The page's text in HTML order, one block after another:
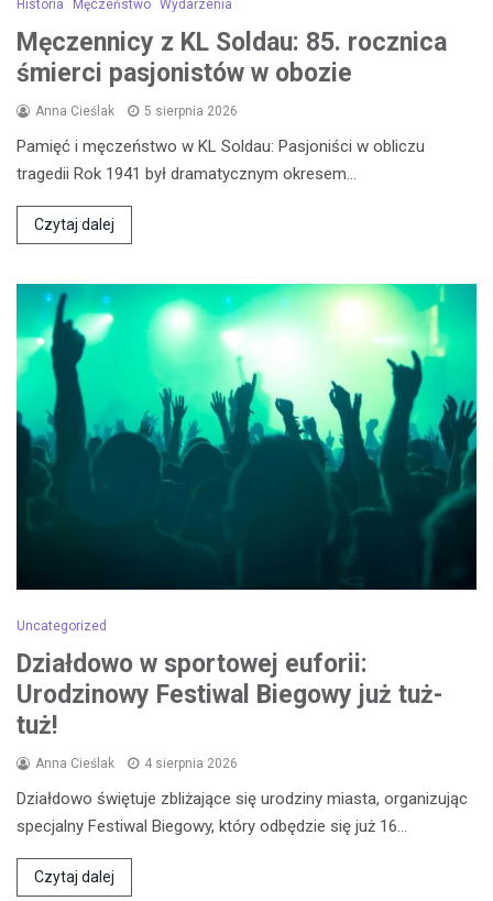
Historia Męczeństwo Wydarzenia
Męczennicy z KL Soldau: 85. rocznica
śmierci pasjonistów w obozie
Anna Cieślak 5 sierpnia 2026
Pamięć i męczeństwo w KL Soldau: Pasjoniści w obliczu
tragedii Rok 1941 był dramatycznym okresem…
Czytaj dalej
Uncategorized
Działdowo w sportowej euforii:
Urodzinowy Festiwal Biegowy już tuż-
tuż!
Anna Cieślak 4 sierpnia 2026
Działdowo świętuje zbliżające się urodziny miasta, organizując
specjalny Festiwal Biegowy, który odbędzie się już 16…
Czytaj dalej